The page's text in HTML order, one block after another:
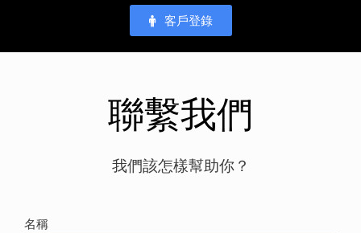
客戶登錄
聯繫我們
我們該怎樣幫助你？
名稱